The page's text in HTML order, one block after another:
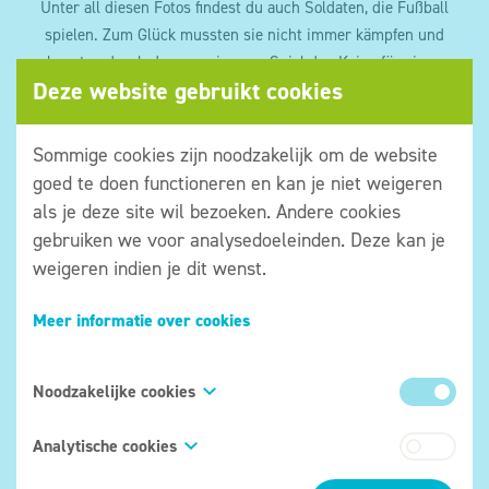
Unter all diesen Fotos findest du auch Soldaten, die Fußball
spielen. Zum Glück mussten sie nicht immer kämpfen und
konnten durch das gemeinsame Spiel den Krieg für einen
Moment vergessen.
Kriegsjahr, haben britische und deutsche Soldaten sogar
gemeinsam Fußball gespielt! Das geschah vor allem in Mesen.
Gemeinsam mit dem Feind spielen – kannst du dir das
vorstellen? Das war ein schöner Moment in diesem traurigen
Krieg. Für einen Moment nicht kämpfen. Für einen Moment
Freizeit versuchten sie auch, sich zu entspannen. Sie gingen
nicht nur Fußball spielen, sondern führten auch Theaterstücke
Deze website gebruikt cookies
Sommige cookies zijn noodzakelijk om de website
goed te doen functioneren en kan je niet weigeren
als je deze site wil bezoeken. Andere cookies
gebruiken we voor analysedoeleinden. Deze kan je
weigeren indien je dit wenst.
Meer informatie over cookies
Noodzakelijke cookies
Deze cookies zijn onmisbaar om onze website te
Analytische cookies